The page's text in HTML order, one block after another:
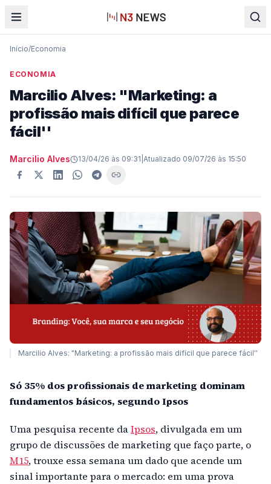
Início/Economia
ECONOMIA
Marcilio Alves: "Marketing: a
profissão mais difícil que parece
fácil''
Marcilio Alves 13/04/26 às 09:31 Atualizado 09/07/26 às 15:50
Marcilio Alves: "Marketing: a profissão mais difícil que parece fácil''
Só 35% dos profissionais de marketing dominam
fundamentos básicos, segundo Ipsos
Uma pesquisa recente daIpsos, divulgada em um
grupo de discussões de marketing que faço parte, o
M15, trouxe essa semana um dado que acende um
sinal importante para o mercado: em uma prova